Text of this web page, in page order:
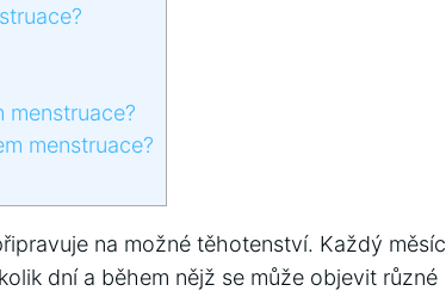
menstruace?
menstruace?
na možné těhotenství. Každý měsíc
dní a během nějž se může objevit různé